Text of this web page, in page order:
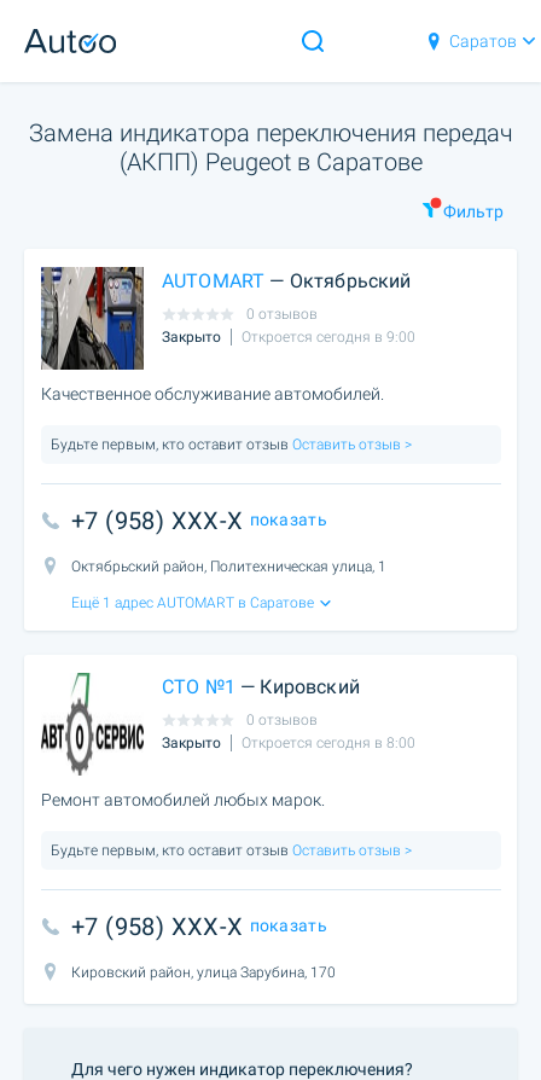
Саратов
Замена индикатора переключения передач
(АКПП) Peugeot в Саратове
Фильтр
AUTOMART — Октябрьский
0 отзывов
Закрыто
Откроется сегодня в 9:00
Качественное обслуживание автомобилей.
Будьте первым, кто оставит отзыв Оставить отзыв >
+7 (958) XXX-X показать
Октябрьский район, Политехническая улица, 1
Ещё 1 адрес AUTOMART в Саратове
СТО №1 — Кировский
0 отзывов
Закрыто
Откроется сегодня в 8:00
Ремонт автомобилей любых марок.
Будьте первым, кто оставит отзыв Оставить отзыв >
+7 (958) XXX-X показать
Кировский район, улица Зарубина, 170
Для чего нужен индикатор переключения?